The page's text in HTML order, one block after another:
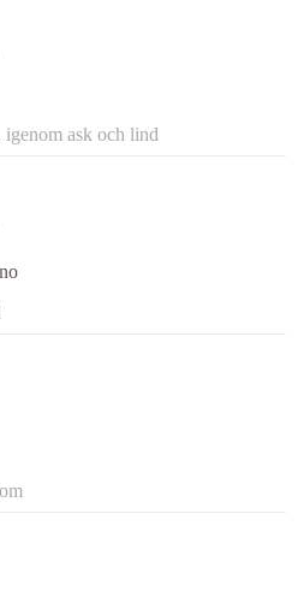
igenom ask och lind